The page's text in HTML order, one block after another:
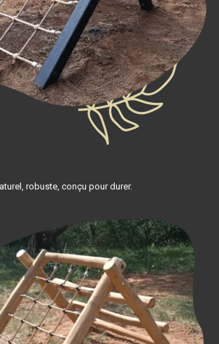
robuste, conçu pour durer.